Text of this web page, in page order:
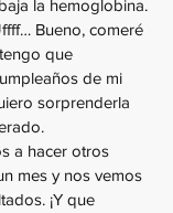
la hemoglobina.
Bueno, comeré
que
de mi
sorprenderla
a hacer otros
mes y nos vemos
¡Y que